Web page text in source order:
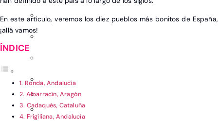
En este artículo, veremos los diez pueblos más bonitos de España,
¡allá vamos!
1. Ronda, Andalucía
2. Albarracín, Aragón
3. Cadaqués, Cataluña
4. Frigiliana, Andalucía